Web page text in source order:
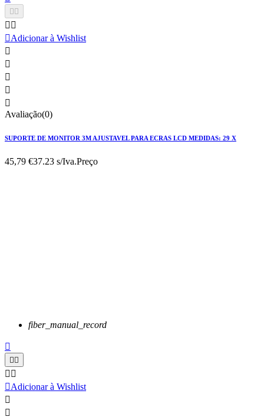
 
 
Adicionar à Wishlist





Avaliação(0)
SUPORTE DE MONITOR 3M AJUSTAVEL PARA ECRAS LCD MEDIDAS: 29 X
45,79 €37.23 s/Iva.Preço
fiber_manual_record

 
 
Adicionar à Wishlist

